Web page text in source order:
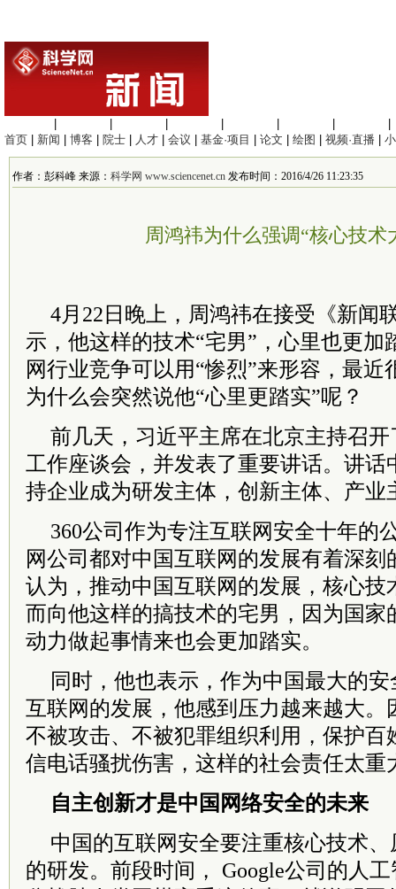
首页
新闻 博客 院士 人才 会议 基金·项目 论文 绘图 视频·直播
作者：彭科峰 来源： 科学网 www.sciencenet.cn 发布时间：2016/4/26 11:23:35
周鸿祎为什么强调“核心技术
4月22日晚上，周鸿祎在接受《新闻
示，他这样的技术“宅男”，心里也更加
网行业竞争可以用“惨烈”来形容，最近
为什么会突然说他“心里更踏实”呢？
前几天，习近平主席在北京主持召
工作座谈会，并发表了重要讲话。讲话
持企业成为研发主体，创新主体、产业
360公司作为专注互联网安全十年的
网公司都对中国互联网的发展有着深刻
认为，推动中国互联网的发展，核心技
而向他这样的搞技术的宅男，因为国家
动力做起事情来也会更加踏实。
同时，他也表示，作为中国最大的
互联网的发展，他感到压力越来越大。
不被攻击、不被犯罪组织利用，保护百
信电话骚扰伤害，这样的社会责任太重
自主创新才是中国网络安全的未来
中国的互联网安全要注重核心技术
的研发。前段时间， Google公司的人